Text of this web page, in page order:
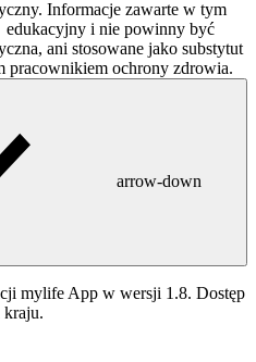
Informacje zawarte w tym
edukacyjny i nie powinny być
ani stosowane jako substytut
ochrony zdrowia.
arrow-down
mylife App w wersji 1.8. Dostęp